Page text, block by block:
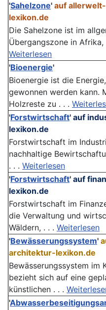
'Sahelzone' auf allerwelt-
lexikon.de
Die Sahelzone ist im
Übergangszone in
Weiterlesen
'Bioenergie'
Bioenergie ist die
gewonnen werden kann.
Holzreste zu . . .
'Forstwirtschaft' auf
lexikon.de
Forstwirtschaft im
nachhaltige
. . . Weiterlesen
'Forstwirtschaft' auf
lexikon.de
Forstwirtschaft im
die Verwaltung und
Wäldern, . . . Weiterlesen
'Bewässerungssystem'
architektur-lexikon.de
Bewässerungssystem im
bezieht sich auf eine
künstlichen . . .
'